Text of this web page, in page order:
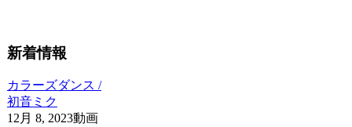
新着情報
カラーズダンス /
初音ミク
12月 8, 2023動画